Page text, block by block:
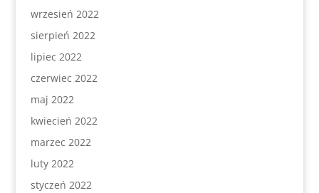
wrzesień 2022
sierpień 2022
lipiec 2022
czerwiec 2022
maj 2022
kwiecień 2022
marzec 2022
luty 2022
styczeń 2022